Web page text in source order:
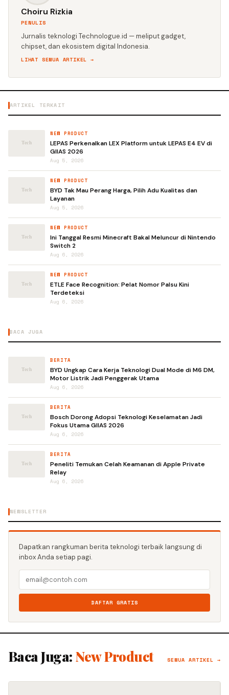
Choiru Rizkia
PENULIS
Jurnalis teknologi Technologue.id — meliput gadget,
chipset, dan ekosistem digital Indonesia.
LIHAT SEMUA ARTIKEL →
ARTIKEL TERKAIT
NEW PRODUCT
LEPAS Perkenalkan LEX Platform untuk LEPAS E4 EV di
GIIAS 2026
Aug 5, 2026
NEW PRODUCT
BYD Tak Mau Perang Harga, Pilih Adu Kualitas dan
Layanan
Aug 5, 2026
NEW PRODUCT
Ini Tanggal Resmi Minecraft Bakal Meluncur di Nintendo
Switch 2
Aug 6, 2026
NEW PRODUCT
ETLE Face Recognition: Pelat Nomor Palsu Kini
Terdeteksi
Aug 6, 2026
BACA JUGA
BERITA
BYD Ungkap Cara Kerja Teknologi Dual Mode di M6 DM,
Motor Listrik Jadi Penggerak Utama
Aug 6, 2026
BERITA
Bosch Dorong Adopsi Teknologi Keselamatan Jadi
Fokus Utama GIIAS 2026
Aug 6, 2026
BERITA
Peneliti Temukan Celah Keamanan di Apple Private
Relay
Aug 6, 2026
NEWSLETTER
Dapatkan rangkuman berita teknologi terbaik langsung di
inbox Anda setiap pagi.
DAFTAR GRATIS
Baca Juga: New Product SEMUA ARTIKEL →